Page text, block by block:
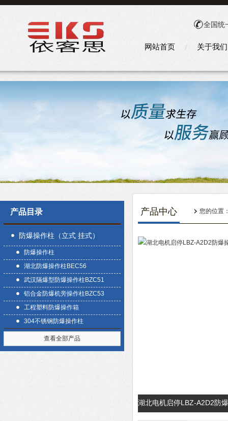
全国统
网站首页 关于我们
产品目录
防爆操作柱（立式 挂式）
防爆操作柱
湖北防爆操作柱BEC56
武汉隔爆型防爆操作柱BZC51
铝合金防爆机旁操作柱BZC53
工程塑料防爆操作箱
304不锈钢防爆操作柱
查看全部产品
产品中心 您的位置
湖北电机启停LBZ-A2D2防